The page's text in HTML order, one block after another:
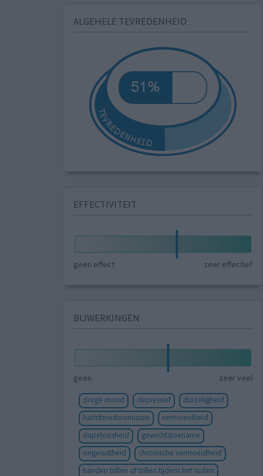
ALGEHELE TEVREDENHEID
EFFECTIVITEIT
geen effect zeer effectief
BIJWERKINGEN
geen zeer veel
droge mond depressief
duizeligheid
hartritmestoornissen
vermoeidheid
slapeloosheid
gewichtstoename
ongerustheid
chronische vermoeidheid
handen trillen of trillen tijdens het rusten